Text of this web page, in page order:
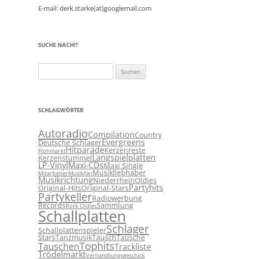
E-mail: derk.starke(at)googlemail.com
SUCHE NACH!?
nach:
SCHLAGWÖRTER
AutoradioCompilationCountry
Deutsche SchlagerEvergreens
FlohmarktHitparadeKerzenreste
KerzenstummelLangspielplatten
LP-VinylMaxi-CDsMaxi Single
MitarbeiterMusikfanMusikliebhaber
MusikrichtungNiederrheinOldies
Original-HitsOriginal-StarsPartyhits
PartykellerRadiowerbung
RecordsRock OldiesSammlung
Schallplatten
SchallplattenspielerSchlager
StarsTanzmusikTauschTausche
TauschenTophitsTrackliste
TrödelmarktVerhandlungsgeschick